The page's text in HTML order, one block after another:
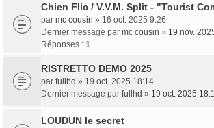
Chien Flic / V.V.M. Split - "Tourist
par mc cousin » 16 oct. 2025 9:26
Dernier message par mc cousin » 19 nov.
Réponses : 1
RISTRETTO DEMO 2025
par fullhd » 19 oct. 2025 18:14
Dernier message par fullhd » 19 oct. 2025
LOUDUN le secret